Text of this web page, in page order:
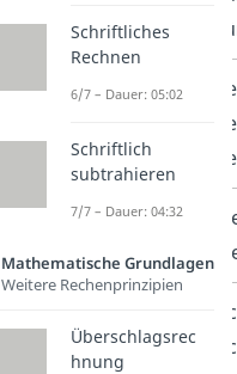
6.
7.
Schriftliches
Rechnen
6/7 – Dauer: 05:02
Schriftlich
subtrahieren
7/7 – Dauer: 04:32
Mathematische Grundlagen
Weitere Rechenprinzipien
Überschlagsrec
hnung